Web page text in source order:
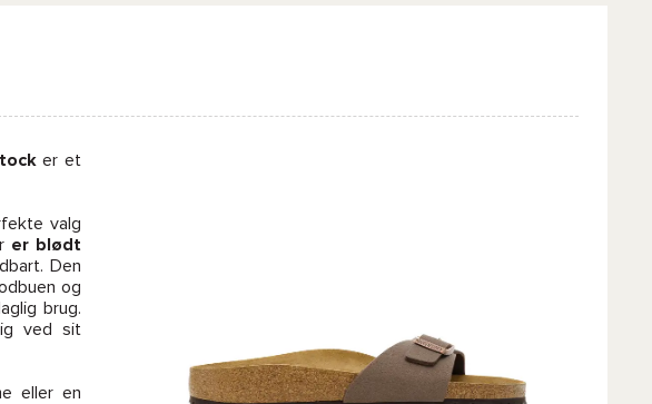
er et
valg
er blødt
Den
og
brug.
ved sit
eller en